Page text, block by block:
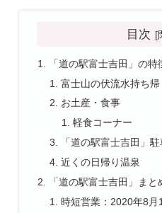
目次
「道の駅富士吉田」の特
富士山の伏流水持ち帰
お土産・食事
軽食コーナー
「道の駅富士吉田」
近くの日帰り温泉
「道の駅富士吉田」ま
時短営業：2020年8月